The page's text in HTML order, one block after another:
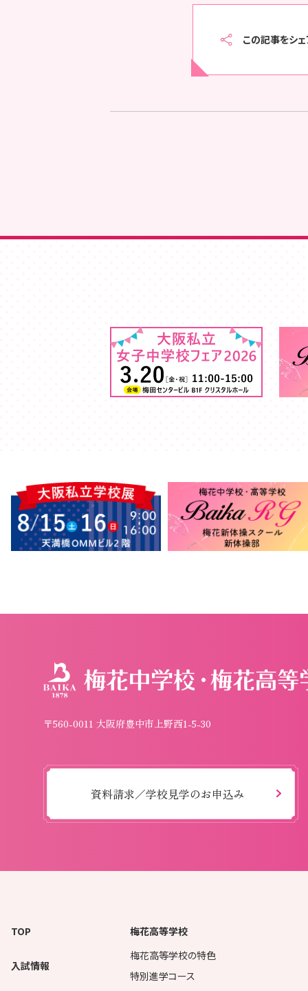
この記事をシ
〒560-0011 大阪府豊中市上野西1-5-30
資料請求／学校見学のお申込み
TOP
入試情報
梅花高等学校
梅花高等学校の特色
特別進学コース